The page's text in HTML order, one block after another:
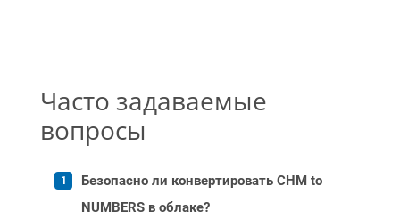
Часто задаваемые
вопросы
Безопасно ли конвертировать CHM to
NUMBERS в облаке?